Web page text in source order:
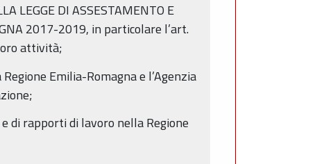
LEGGE DI ASSESTAMENTO E
2017-2019, in particolare l’art.
attività;
Emilia-Romagna e l’Agenzia
di rapporti di lavoro nella Regione